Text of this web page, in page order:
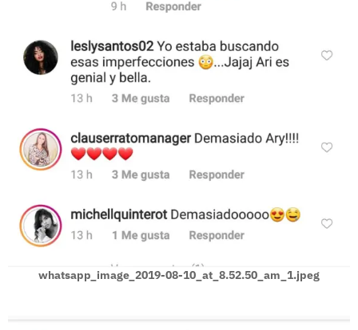
whatsapp_image_2019-08-10_at_8.52.50_am_1.jpeg